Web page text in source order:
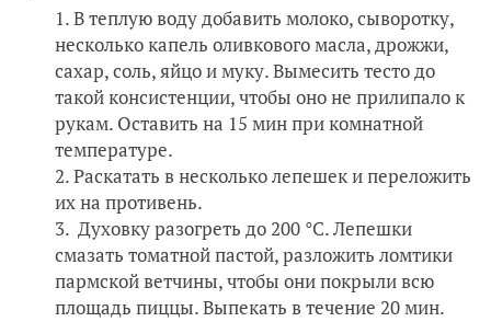
В теплую воду добавить молоко, сыворотку,
несколько капель оливкового масла, дрожжи,
сахар, соль, яйцо и муку. Вымесить тесто до
такой консистенции, чтобы оно не прилипало к
рукам. Оставить на 15 мин при комнатной
температуре.
Раскатать в несколько лепешек и переложить
их на противень.
Духовку разогреть до 200 °С. Лепешки
смазать томатной пастой, разложить ломтики
пармской ветчины, чтобы они покрыли всю
площадь пиццы. Выпекать в течение 20 мин.